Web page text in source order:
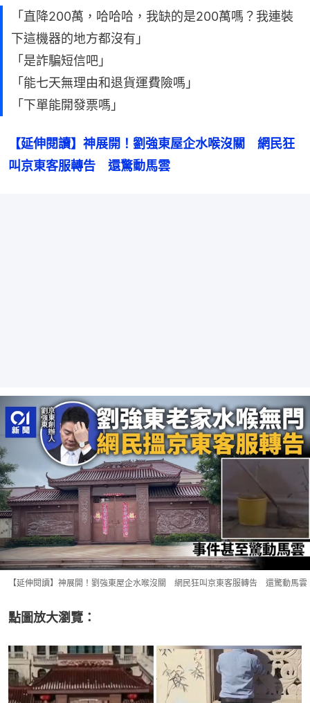
「直降200萬，哈哈哈，我缺的是200萬嗎？我連裝
下這機器的地方都沒有」
「是詐騙短信吧」
「能七天無理由和退貨運費險嗎」
「下單能開發票嗎」
【延伸閱讀】神展開！劉強東屋企水喉沒關　網民狂
叫京東客服轉告　還驚動馬雲
【延伸閱讀】神展開！劉強東屋企水喉沒關 網民狂叫京東客服轉告 還驚動馬雲
點圖放大瀏覽：